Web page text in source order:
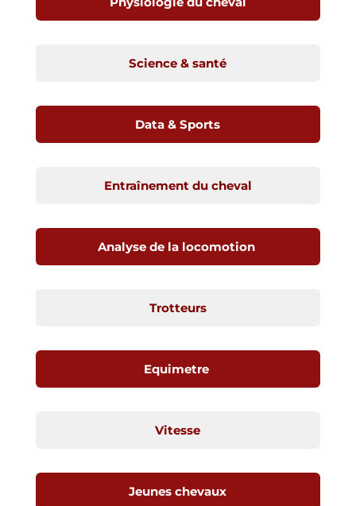
Science & santé
Data & Sports
Entraînement du cheval
Analyse de la locomotion
Trotteurs
Equimetre
Vitesse
Jeunes chevaux